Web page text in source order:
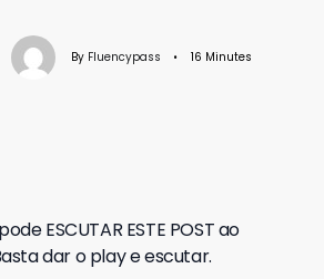
By Fluencypass • 16 Minutes
ESCUTAR ESTE POST ao
dar o play e escutar.